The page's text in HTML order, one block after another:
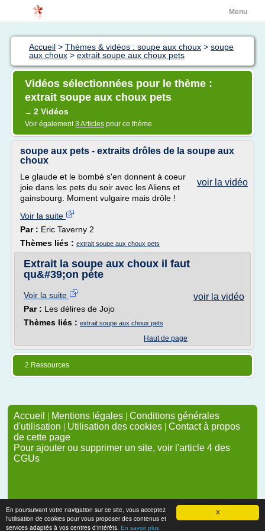
X
En poursuivant votre navigation sur ce site, vous acceptez
l'utilisation de cookies pour vous proposer des contenus et
services adaptés à vos centres d'intérêts. En savoir plus
Menu
Accueil > Thèmes & vidéos : soupe aux choux > soupe
aux choux > extrait soupe aux choux pets
Vidéos sélectionnées pour le thème :
extrait soupe aux choux pets
→ 2 Vidéos
Voir également3 Articles pour ce thème
soupe aux pets - extraits drôles de la soupe aux
choux
voir la vidéo
Le glaude et le bombé s'en donnent à coeur
joie dans les pets du soir avec les Aliens et
gainsbourg. Moment vulgaire mais drôle !
Voir la suite
Par : Eric Taverny 2
Thèmes liés : extrait soupe aux choux pets
Extrait la soupe aux choux il faut
qu&#39;on pète
voir la vidéo
Voir la suite
Par : Les délires de Jojo
Thèmes liés : extrait soupe aux choux pets
Haut de page
2 Ressources
Accueil | Mentions légales | Conditions générales
d'utilisation | Utilisation des cookies | Contact à propos
de cette page
Pour ajouter ou supprimer un site, voir l'article 4 des
CGUs